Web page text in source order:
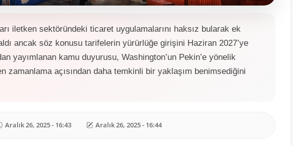
iletken sektöründeki ticaret uygulamalarını haksız bularak ek
ancak söz konusu tarifelerin yürürlüğe girişini Haziran 2027’ye
yayımlanan kamu duyurusu, Washington’un Pekin’e yönelik
zamanlama açısından daha temkinli bir yaklaşım benimsediğini
Aralık 26, 2025 - 16:43 Aralık 26, 2025 - 16:44